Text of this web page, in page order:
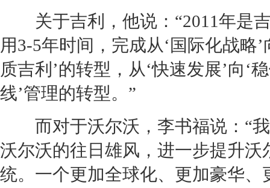
关于吉利 ，他说：“2011年是
用3-5年时间，完成从‘国际化战略
质吉利 ’的转型，从‘快速发展’向‘
线’管理的转型。”
而对于沃尔沃 ，李书福说：“
沃尔沃的往日雄风，进一步提升沃
统。一个更加全球化、更加豪华、